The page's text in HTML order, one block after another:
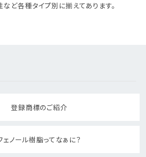
ど各種タイプ別に揃えてあります。
登録商標のご紹介
ェノール樹脂ってなぁに？